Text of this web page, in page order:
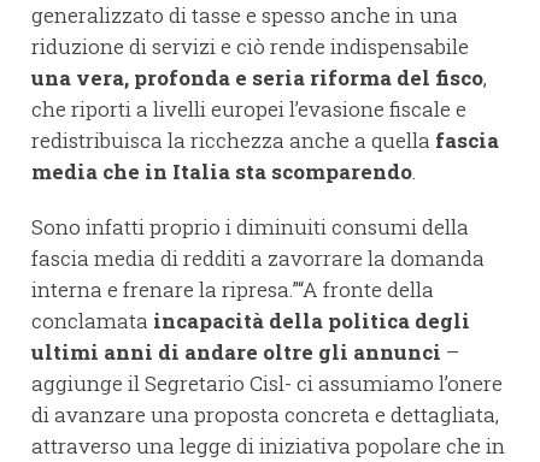
generalizzato di tasse e spesso anche in una
riduzione di servizi e ciò rende indispensabile
una vera, profonda e seria riforma del fisco,
che riporti a livelli europei l’evasione fiscale e
redistribuisca la ricchezza anche a quella fascia
media che in Italia sta scomparendo.
Sono infatti proprio i diminuiti consumi della
fascia media di redditi a zavorrare la domanda
interna e frenare la ripresa.”“A fronte della
conclamata incapacità della politica degli
ultimi anni di andare oltre gli annunci –
aggiunge il Segretario Cisl- ci assumiamo l’onere
di avanzare una proposta concreta e dettagliata,
attraverso una legge di iniziativa popolare che in